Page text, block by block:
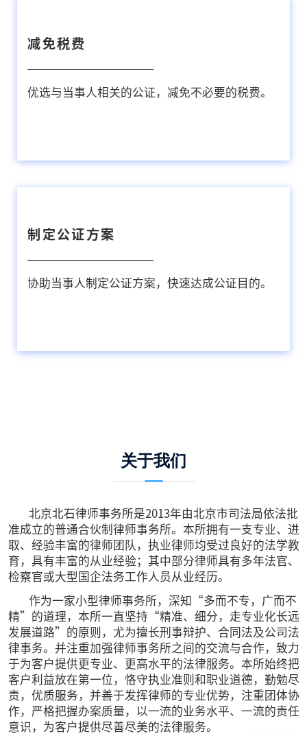
减免税费
优选与当事人相关的公证，减免不必要的税费。
制定公证方案
协助当事人制定公证方案，快速达成公证目的。
关于我们
北京北石律师事务所是2013年由北京市司法局依法批
准成立的普通合伙制律师事务所。本所拥有一支专业、进
取、经验丰富的律师团队，执业律师均受过良好的法学教
育，具有丰富的从业经验；其中部分律师具有多年法官、
检察官或大型国企法务工作人员从业经历。
作为一家小型律师事务所，深知“多而不专，广而不
精”的道理，本所一直坚持“精准、细分，走专业化长远
发展道路”的原则，尤为擅长刑事辩护、合同法及公司法
律事务。并注重加强律师事务所之间的交流与合作，致力
于为客户提供更专业、更高水平的法律服务。本所始终把
客户利益放在第一位，恪守执业准则和职业道德，勤勉尽
责，优质服务，并善于发挥律师的专业优势，注重团体协
作，严格把握办案质量，以一流的业务水平、一流的责任
意识，为客户提供尽善尽美的法律服务。